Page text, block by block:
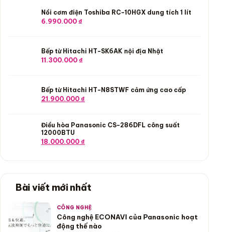
Nồi cơm điện Toshiba RC-10HGX dung tích 1 lít
6.990.000 ₫
Bếp từ Hitachi HT-SK6AK nội địa Nhật
11.300.000 ₫
Bếp từ Hitachi HT-N8STWF cảm ứng cao cấp
Giá gốc là: 23.900.000 ₫.
21.900.000 ₫Giá hiện tại là: 21.900.000 ₫.
Điều hòa Panasonic CS-286DFL công suất
12000BTU
Giá gốc là: 19.000.000 ₫.
18.000.000 ₫Giá hiện tại là: 18.000.000 ₫.
Bài viết mới nhất
CÔNG NGHỆ
Công nghệ ECONAVI của Panasonic hoạt
động thế nào